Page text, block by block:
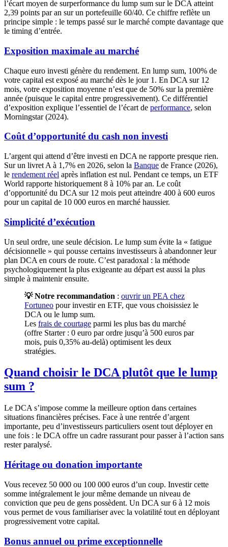
l’écart moyen de surperformance du lump sum sur le DCA atteint
2,39 points par an sur un portefeuille 60/40. Ce chiffre reflète un
principe simple : le temps passé sur le marché compte davantage que
le timing d’entrée.
Exposition maximale au marché
Chaque euro investi génère du rendement. En lump sum, 100% de
votre capital est exposé au marché dès le jour 1. En DCA sur 12
mois, votre exposition moyenne n’est que de 50% sur la première
année (puisque le capital entre progressivement). Ce différentiel
d’exposition explique l’essentiel de l’écart de performance, selon
Morningstar (2024).
Coût d’opportunité du cash non investi
L’argent qui attend d’être investi en DCA ne rapporte presque rien.
Sur un livret A à 1,7% en 2026, selon la Banque de France (2026),
le rendement réel après inflation est nul. Pendant ce temps, un ETF
World rapporte historiquement 8 à 10% par an. Le coût
d’opportunité du DCA sur 12 mois peut atteindre 400 à 600 euros
pour un capital de 10 000 euros en marché haussier.
Simplicité d’exécution
Un seul ordre, une seule décision. Le lump sum évite la « fatigue
décisionnelle » qui pousse certains investisseurs à abandonner leur
plan DCA en cours de route. C’est paradoxal : la méthode
psychologiquement la plus exigeante au départ est aussi la plus
simple à maintenir ensuite.
💡 Notre recommandation : ouvrir un PEA chez
Fortuneo pour investir en ETF, que vous choisissiez le
DCA ou le lump sum.
Les frais de courtage parmi les plus bas du marché
(offre Starter : 0 euro par ordre jusqu’à 500 euros par
mois, puis 0,35% au-delà) optimisent les deux
stratégies.
Quand choisir le DCA plutôt que le lump
sum ?
Le DCA s’impose comme la meilleure option dans certaines
situations financières précises. Face à une rentrée d’argent
importante, peu d’investisseurs particuliers osent tout déployer en
une fois : le DCA offre un cadre rassurant pour passer à l’action sans
rester paralysé.
Héritage ou donation importante
Vous recevez 50 000 ou 100 000 euros d’un coup. Investir cette
somme intégralement le jour même demande un niveau de
conviction que peu de gens possèdent. Un DCA sur 6 à 12 mois
vous permet de vous familiariser avec la volatilité tout en déployant
progressivement votre capital.
Bonus annuel ou prime exceptionnelle